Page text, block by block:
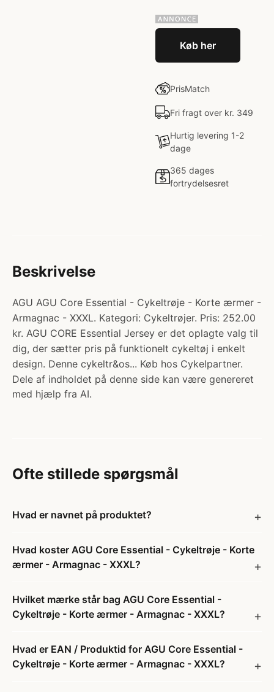
Køb her
PrisMatch
Fri fragt over kr. 349
Hurtig levering 1-2
dage
365 dages
fortrydelsesret
Beskrivelse
AGU AGU Core Essential - Cykeltrøje - Korte ærmer -
Armagnac - XXXL. Kategori: Cykeltrøjer. Pris: 252.00
kr. AGU CORE Essential Jersey er det oplagte valg til
dig, der sætter pris på funktionelt cykeltøj i enkelt
design. Denne cykeltr&os... Køb hos Cykelpartner.
Dele af indholdet på denne side kan være genereret
med hjælp fra AI.
Ofte stillede spørgsmål
Hvad er navnet på produktet?
Hvad koster AGU Core Essential - Cykeltrøje - Korte
ærmer - Armagnac - XXXL?
Hvilket mærke står bag AGU Core Essential -
Cykeltrøje - Korte ærmer - Armagnac - XXXL?
Hvad er EAN / Produktid for AGU Core Essential -
Cykeltrøje - Korte ærmer - Armagnac - XXXL?